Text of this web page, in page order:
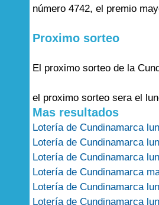
número 4742, el premio
Proximo sorteo
El proximo sorteo de la
el proximo sorteo sera el
Mas resultados
Lotería de Cundinamarca
Lotería de Cundinamarca
Lotería de Cundinamarca
Lotería de Cundinamarca
Lotería de Cundinamarca
Lotería de Cundinamarca